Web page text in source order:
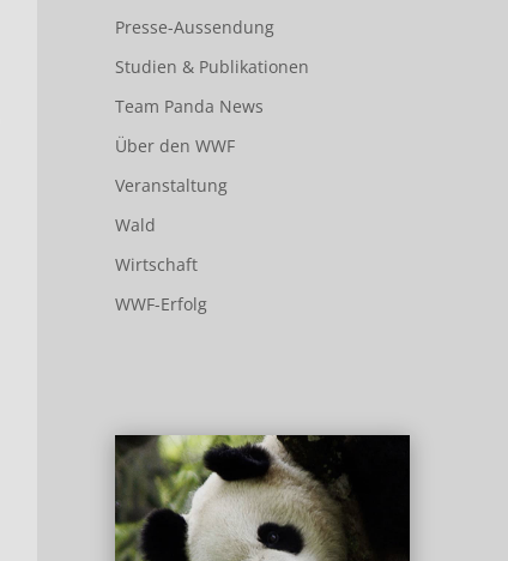
Presse-Aussendung
Studien & Publikationen
Team Panda News
Über den WWF
Veranstaltung
Wald
Wirtschaft
WWF-Erfolg